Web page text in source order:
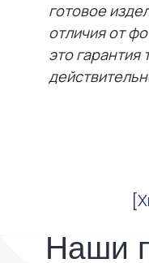
готовое
отличия от
это гарантия